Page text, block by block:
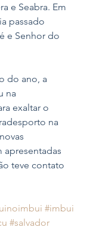
e Seabra. Em
passado
e Senhor do
do ano, a
na
exaltar o
na
apresentadas
teve contato
#imbui
#salvador